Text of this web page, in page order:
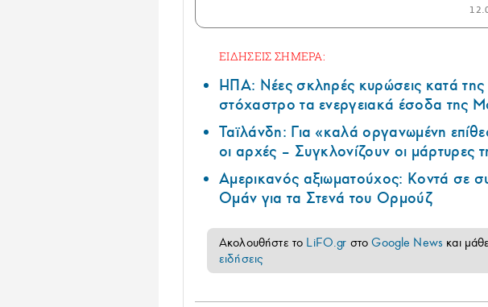
ΕΙΔΗΣΕΙΣ ΣΗΜΕΡΑ:
ΗΠΑ: Nέες σκληρές κυρώσεις κατά
στόχαστρο τα ενεργειακά έσοδα της
Ταϊλάνδη: Για «καλά οργανωμένη
οι αρχές – Συγκλονίζουν οι μάρτυρες
Αμερικανός αξιωματούχος: Κοντά σε
Ομάν για τα Στενά του Ορμούζ
Ακολουθήστε το LiFO.gr στοGoogle News και
ειδήσεις